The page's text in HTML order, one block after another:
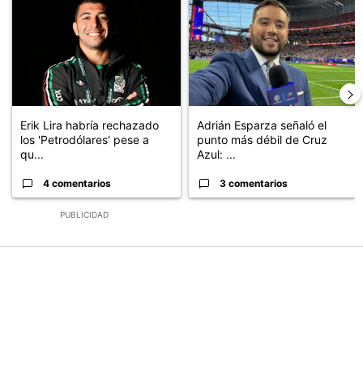
PUBLICIDAD
Erik Lira habría rechazado
los 'Petrodólares' pese a
qu...
4 comentarios
Adrián Esparza señaló el
punto más débil de Cruz
Azul: ...
3 comentarios